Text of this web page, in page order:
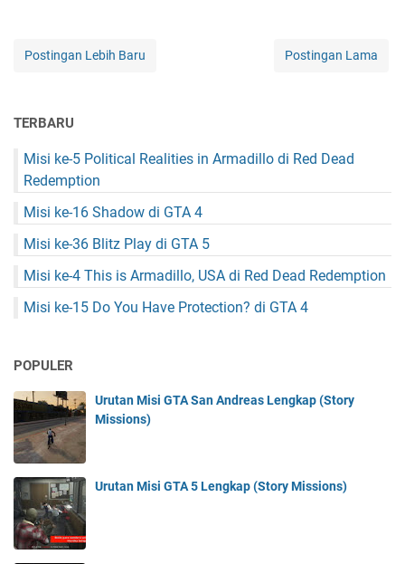
Postingan Lebih Baru Postingan Lama
TERBARU
Misi ke-5 Political Realities in Armadillo di Red Dead
Redemption
Misi ke-16 Shadow di GTA 4
Misi ke-36 Blitz Play di GTA 5
Misi ke-4 This is Armadillo, USA di Red Dead Redemption
Misi ke-15 Do You Have Protection? di GTA 4
POPULER
Urutan Misi GTA San Andreas Lengkap (Story
Missions)
Urutan Misi GTA 5 Lengkap (Story Missions)